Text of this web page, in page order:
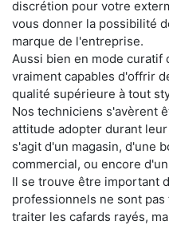
discrétion pour votre
vous donner la possibilité
marque de l'entreprise.
Aussi bien en mode curatif
vraiment capables d'offrir
qualité supérieure à tout
Nos techniciens s'avèrent
attitude adopter durant
s'agit d'un magasin, d'une
commercial, ou encore
Il se trouve être important
professionnels ne sont
traiter les cafards rayés,